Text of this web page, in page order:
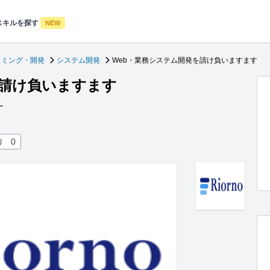
ルを探す NEW
ング・開発 システム開発 Web・業務システム開発を請け負いますます
け負いますます
0